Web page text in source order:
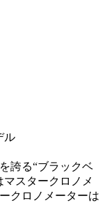
ル
誇る“ブラックベ
スタークロノメ
クロノメーターは